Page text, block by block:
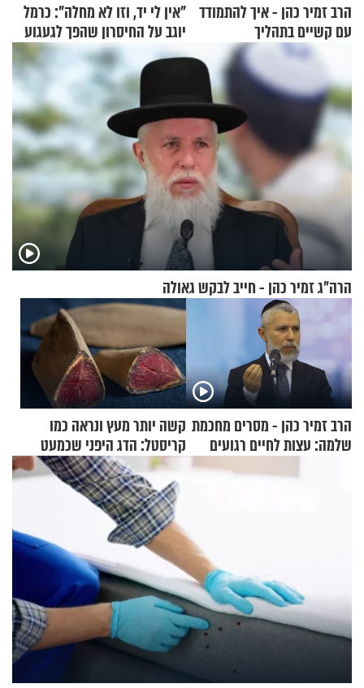
הרב זמיר כהן - איך להתמודד
עם קשיים בתהליך
ההתחזקות?
"אין לי יד, וזו לא מחלה": כרמל
יוגב על החיסרון שהפך לגעגוע
הרה"ג זמיר כהן - חייב לבקש גאולה
הרב זמיר כהן - מסרים מחכמת
שלמה: עצות לחיים רגועים
קשה יותר מעץ ונראה כמו
קריסטל: הדג היפני שכמעט
בלתי אפשרי לחתוך